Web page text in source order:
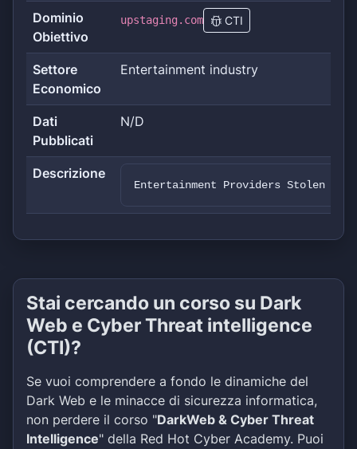
Dominio
Obiettivo
upstaging.com CTI
Settore
Economico
Entertainment industry
Dati
Pubblicati
N/D
Descrizione
Entertainment Providers Stolen
Stai cercando un corso su Dark
Web e Cyber Threat intelligence
(CTI)?
Se vuoi comprendere a fondo le dinamiche del
Dark Web e le minacce di sicurezza informatica,
non perdere il corso "DarkWeb & Cyber Threat
Intelligence" della Red Hot Cyber Academy. Puoi